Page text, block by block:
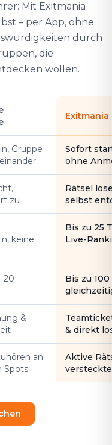
Mit Exitmania
– per App, ohne
durch
die
wollen.
Exitmania
Gruppe
Sofort
ohne
zu
Rätsel
selbst
keine
Bis zu 25
Live-
Bis zu
&
& direkt
an
Spots
Aktive